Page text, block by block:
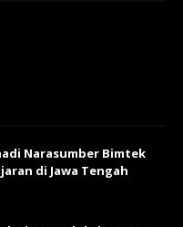
Narasumber Bimtek
di Jawa Tengah